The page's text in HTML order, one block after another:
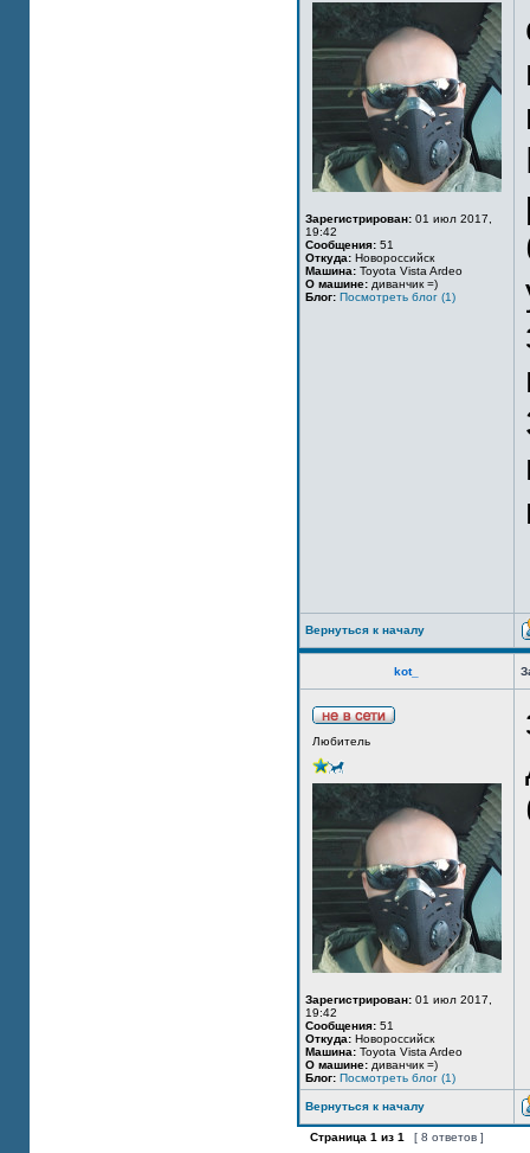
Зарегистрирован: 01 июл 2017,
19:42
Сообщения: 51
Откуда: Новороссийск
Машина: Toyota Vista Ardeo
О машине: диванчик =)
Блог: Посмотреть блог (1)
Вернуться к началу
kot_
Любитель
Зарегистрирован: 01 июл 2017,
19:42
Сообщения: 51
Откуда: Новороссийск
Машина: Toyota Vista Ardeo
О машине: диванчик =)
Блог: Посмотреть блог (1)
Вернуться к началу
Страница 1 из 1 [ 8 ответов ]